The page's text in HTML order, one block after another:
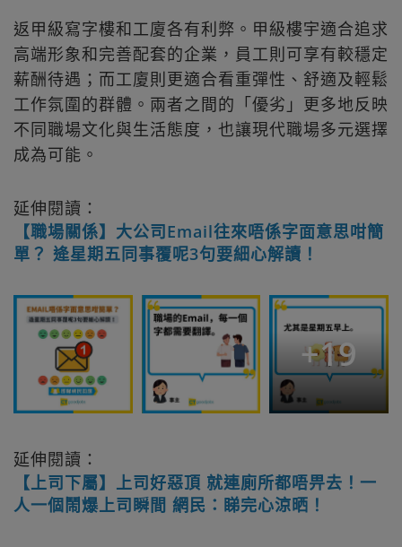
返甲級寫字樓和工廈各有利弊。甲級樓宇適合追求
高端形象和完善配套的企業，員工則可享有較穩定
薪酬待遇；而工廈則更適合看重彈性、舒適及輕鬆
工作氛圍的群體。兩者之間的「優劣」更多地反映
不同職場文化與生活態度，也讓現代職場多元選擇
成為可能。
延伸閱讀：
【職場關係】大公司Email往來唔係字面意思咁簡
單？ 逄星期五同事覆呢3句要細心解讀！
+19
延伸閱讀：
【上司下屬】上司好惡頂 就連廁所都唔畀去！一
人一個鬧爆上司瞬間 網民：睇完心涼晒！